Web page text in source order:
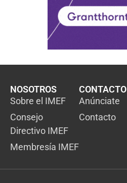
NOSOTROS
Sobre el IMEF
Consejo
Directivo IMEF
Membresía IMEF
CONTACTO
Anúnciate
Contacto